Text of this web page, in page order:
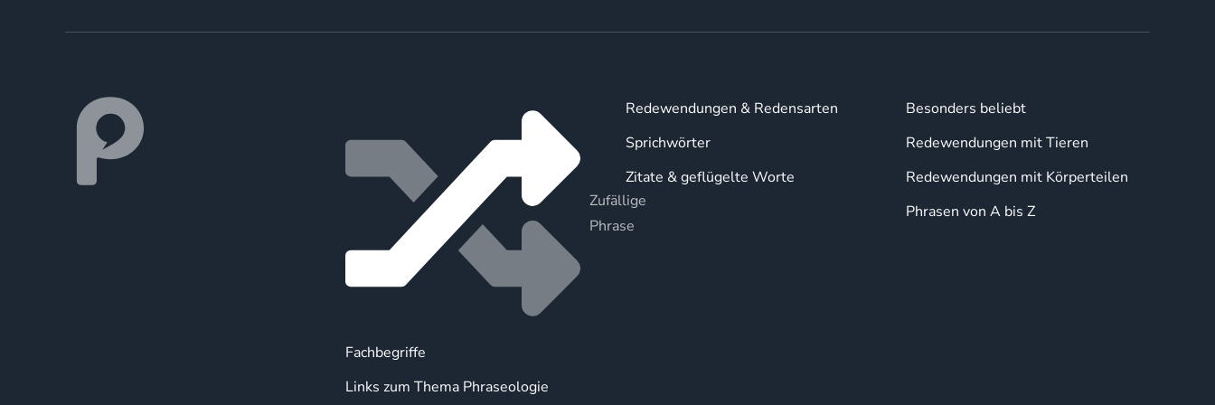
Zufällige
Phrase
Fachbegriffe
Links zum Thema Phraseologie
Redewendungen & Redensarten
Sprichwörter
Zitate & geflügelte Worte
Besonders beliebt
Redewendungen mit Tieren
Redewendungen mit Körperteilen
Phrasen von A bis Z